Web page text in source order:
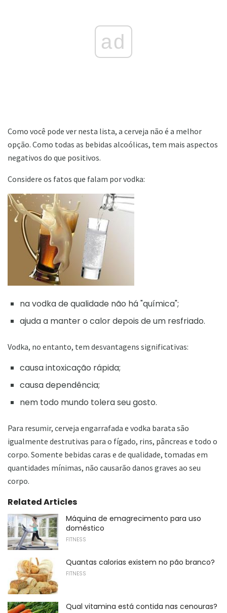
ad
Como você pode ver nesta lista, a cerveja não é a melhor
opção. Como todas as bebidas alcoólicas, tem mais aspectos
negativos do que positivos.
Considere os fatos que falam por vodka:
na vodka de qualidade não há "química";
ajuda a manter o calor depois de um resfriado.
Vodka, no entanto, tem desvantagens significativas:
causa intoxicação rápida;
causa dependência;
nem todo mundo tolera seu gosto.
Para resumir, cerveja engarrafada e vodka barata são
igualmente destrutivas para o fígado, rins, pâncreas e todo o
corpo. Somente bebidas caras e de qualidade, tomadas em
quantidades mínimas, não causarão danos graves ao seu
corpo.
Related Articles
Máquina de emagrecimento para uso
doméstico
FITNESS
Quantas calorias existem no pão branco?
FITNESS
Qual vitamina está contida nas cenouras?